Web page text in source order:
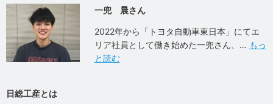
一兜 晨さん
2022年から「トヨタ自動車東日本」にてエ
リア社員として働き始めた一兜さん、
もっ
と読む
日総工産とは